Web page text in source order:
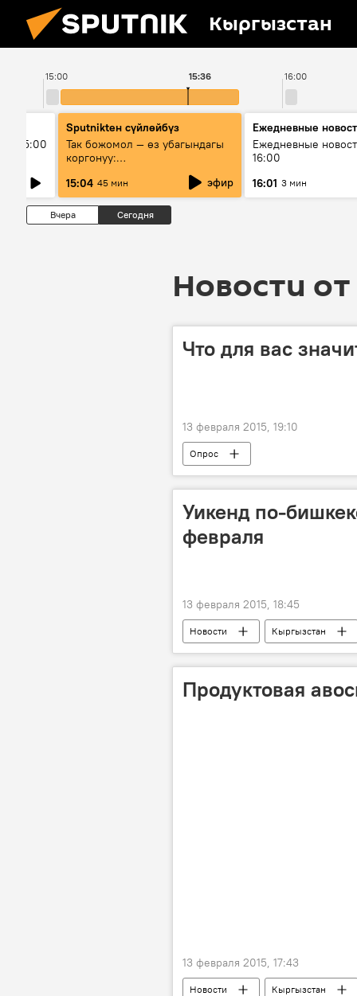
Кыргызстан
15:00 16:00
15:36
15:00
Sputnikteн сүйлөйбүз
Так божомол — өз убагындагы
коргонуу:
гидрометеорологиялык кызмат
кантип өркүндөтүлүүдө
15:04 45 мин эфир
Ежедневные
Ежедневные
16:00
16:01 3 мин
Вчера Сегодня
Новости от
Что для вас
13 февраля 2015, 19:10
Опрос
Уикенд по-
февраля
13 февраля 2015, 18:45
Новости Кыргызстан
Афиша выходных в Бишкеке
Продуктовая
13 февраля 2015, 17:43
Новости Кыргызстан